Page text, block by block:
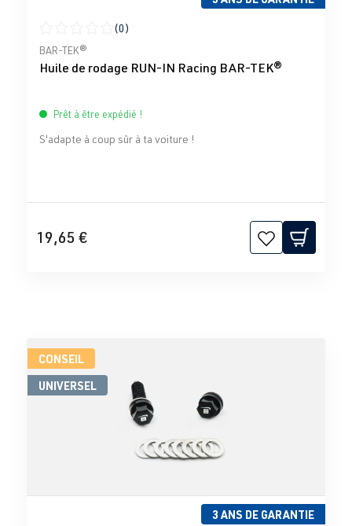
Note moyenne de 0 sur 5 étoiles
(0)
BAR-TEK®
Huile de rodage RUN-IN Racing BAR-TEK®
Prêt à être expédié !
S'adapte à coup sûr à ta voiture !
19,65 €
CONSEIL
UNIVERSEL
3 ANS DE GARANTIE